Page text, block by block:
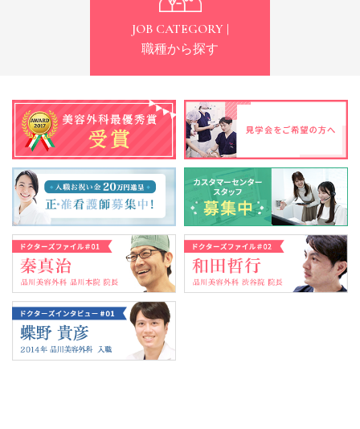
JOB CATEGORY |
職種から探す